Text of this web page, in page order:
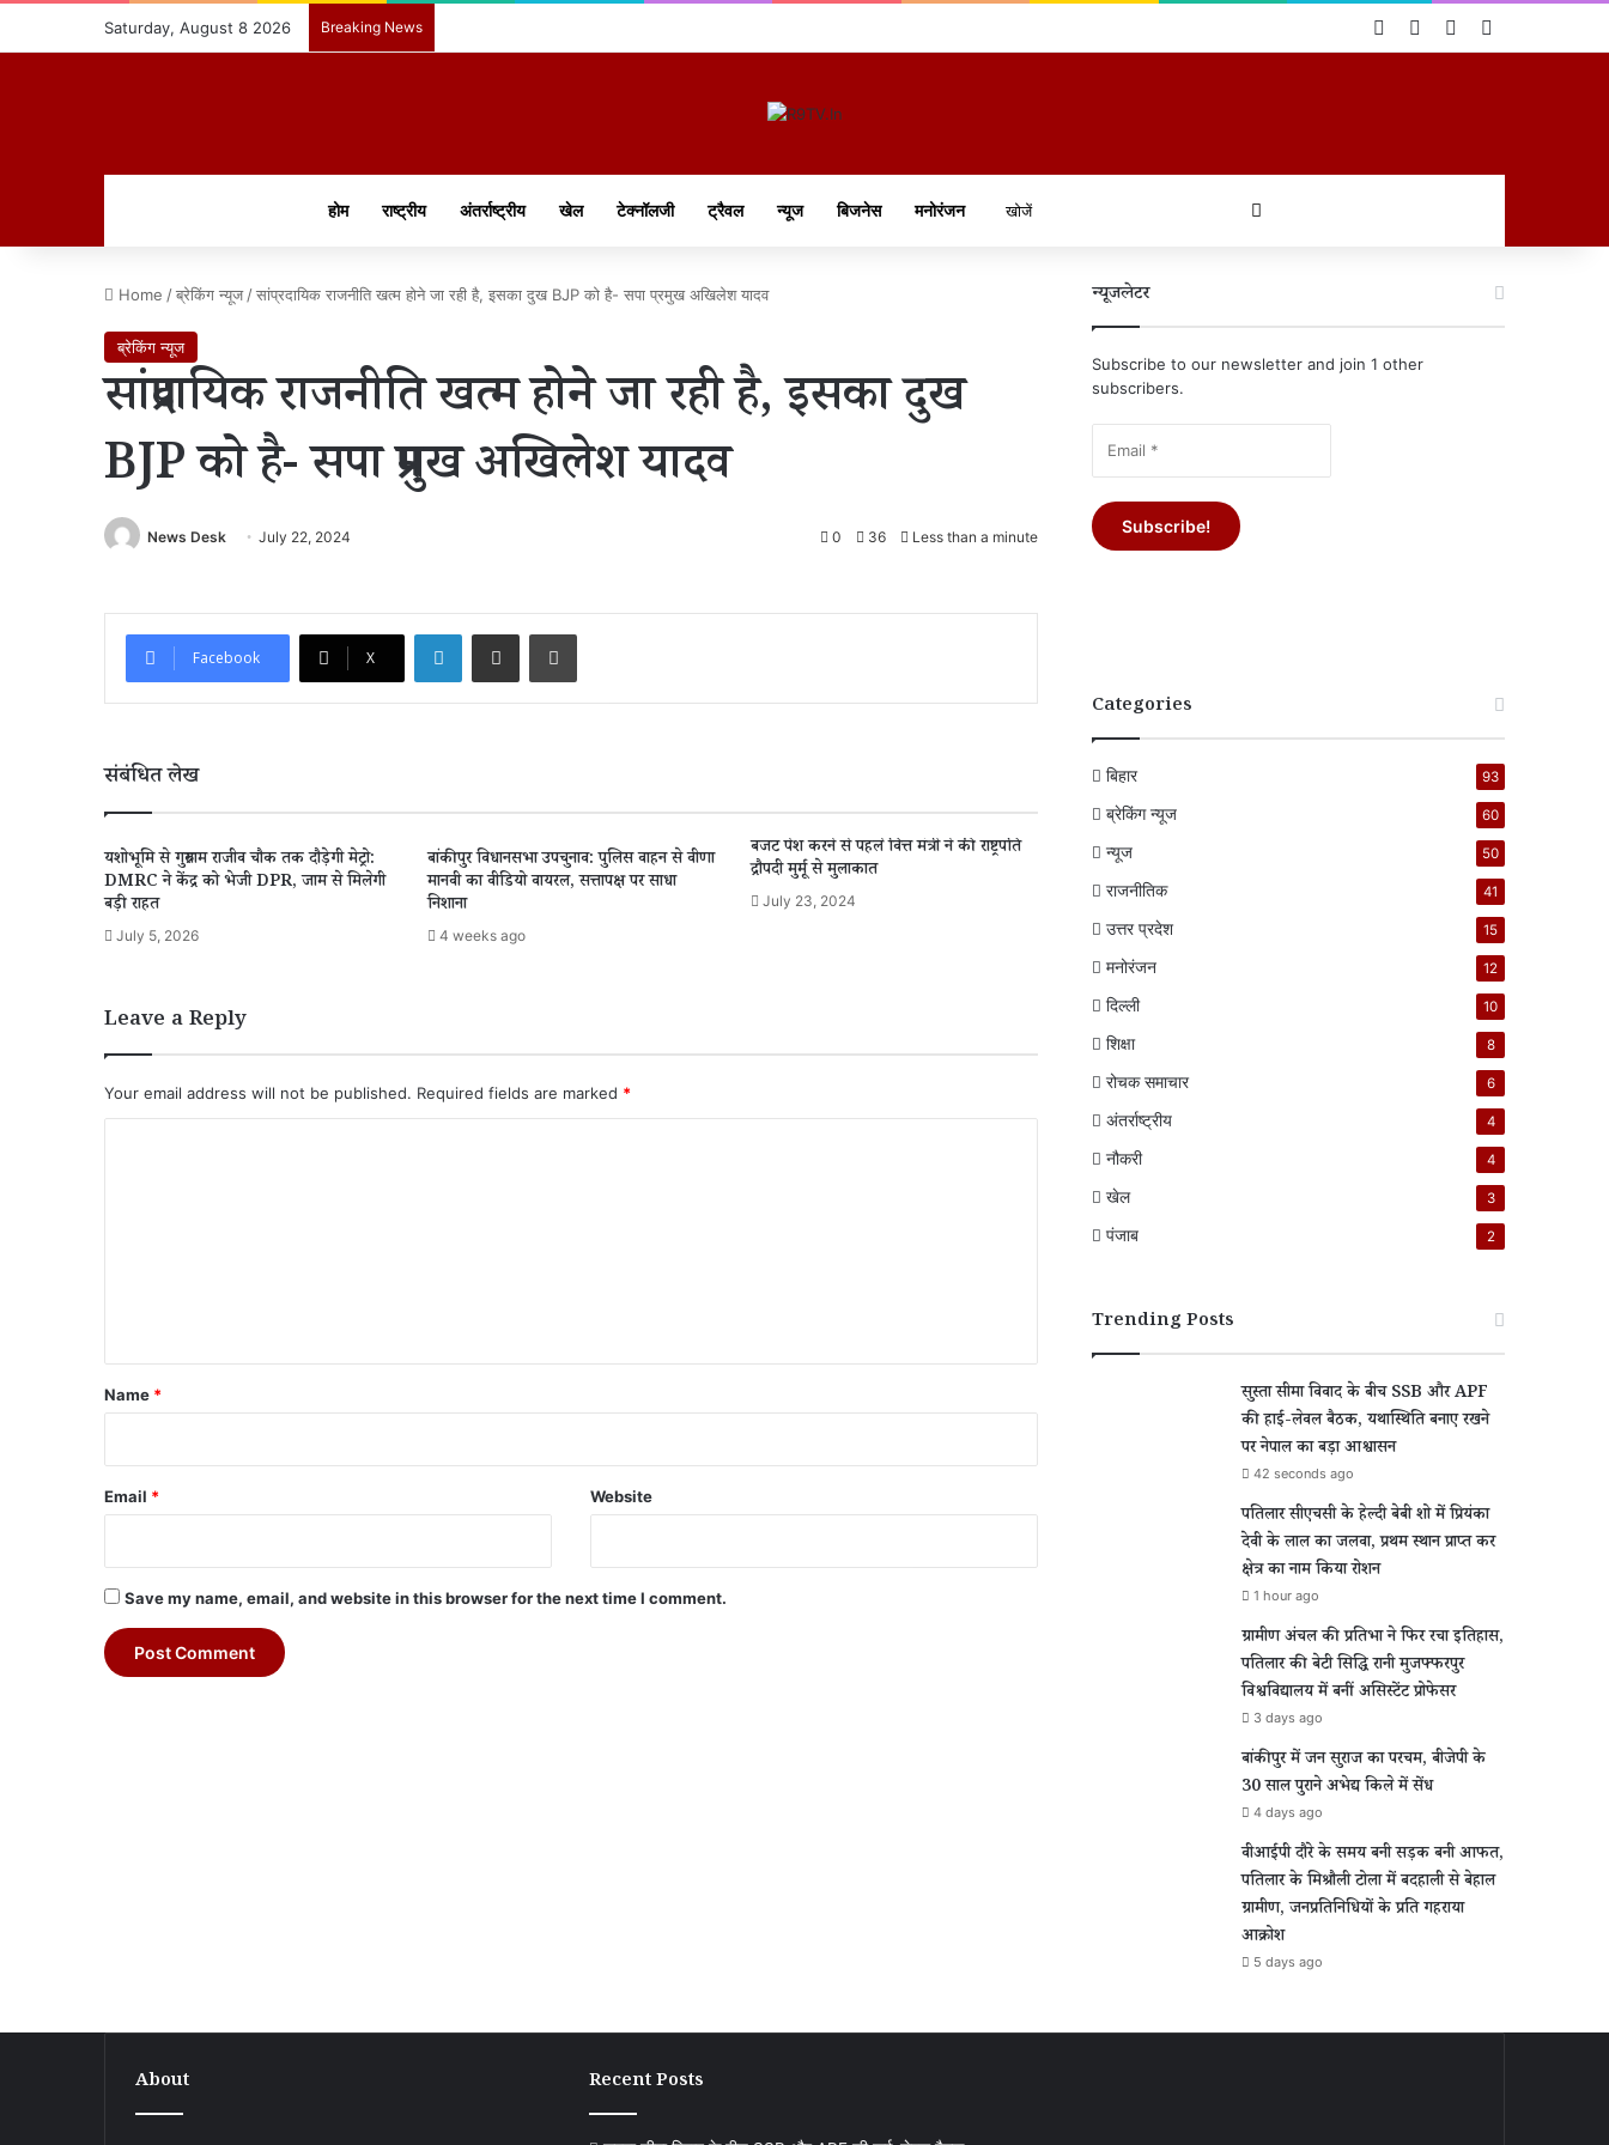
Saturday, August 8 2026 Breaking News Log InRandom Article
Sidebar
होम राष्ट्रीय अंतर्राष्ट्रीय खेल टेक्नॉलजी ट्रैवल न्यूज बिजनेस मनोरंजन
Home /ब्रेकिंग न्यूज /सांप्रदायिक राजनीति खत्म होने जा रही है, इसका दुख BJP को है- सपा प्रमुख अखिलेश यादव
ब्रेकिंग न्यूज
सांप्रदायिक राजनीति खत्म होने जा रही है, इसका दुख
BJP को है- सपा प्रमुख अखिलेश यादव
News Desk July 22, 2024 0 36 Less than a minute
Facebook X
संबंधित लेख
यशोभूमि से गुरुग्राम राजीव चौक तक दौड़ेगी मेट्रो:
DMRC ने केंद्र को भेजी DPR, जाम से मिलेगी
बड़ी राहत
July 5, 2026
बांकीपुर विधानसभा उपचुनाव: पुलिस वाहन से वीणा
मानवी का वीडियो वायरल, सत्तापक्ष पर साधा
निशाना
4 weeks ago
बजट पेश करने से पहले वित्त मंत्री ने की राष्ट्रपति
द्रौपदी मुर्मू से मुलाकात
July 23, 2024
Leave a Reply
Your email address will not be published. Required fields are marked *
*
Name *
Email * Website
Save my name, email, and website in this browser for the next time I comment.
न्यूजलेटर
Subscribe to our newsletter and join 1 other
subscribers.
Categories
बिहार 93
ब्रेकिंग न्यूज 60
न्यूज 50
राजनीतिक 41
उत्तर प्रदेश 15
मनोरंजन 12
दिल्ली 10
शिक्षा 8
रोचक समाचार 6
अंतर्राष्ट्रीय 4
नौकरी 4
खेल 3
पंजाब 2
Trending Posts
सुस्ता सीमा विवाद के बीच SSB और APF
की हाई-लेवल बैठक, यथास्थिति बनाए रखने
पर नेपाल का बड़ा आश्वासन
42 seconds ago
पतिलार सीएचसी के हेल्दी बेबी शो में प्रियंका
देवी के लाल का जलवा, प्रथम स्थान प्राप्त कर
क्षेत्र का नाम किया रोशन
1 hour ago
ग्रामीण अंचल की प्रतिभा ने फिर रचा इतिहास,
पतिलार की बेटी सिद्धि रानी मुजफ्फरपुर
विश्वविद्यालय में बनीं असिस्टेंट प्रोफेसर
3 days ago
बांकीपुर में जन सुराज का परचम, बीजेपी के
30 साल पुराने अभेद्य किले में सेंध
4 days ago
वीआईपी दौरे के समय बनी सड़क बनी आफत,
पतिलार के मिश्रौली टोला में बदहाली से बेहाल
ग्रामीण, जनप्रतिनिधियों के प्रति गहराया
आक्रोश
5 days ago
About Recent Posts